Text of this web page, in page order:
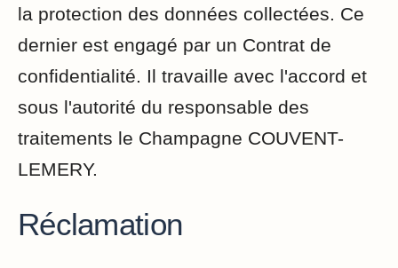
la protection des données collectées. Ce
dernier est engagé par un Contrat de
confidentialité. Il travaille avec l'accord et
sous l'autorité du responsable des
traitements le Champagne COUVENT-
LEMERY.
Réclamation